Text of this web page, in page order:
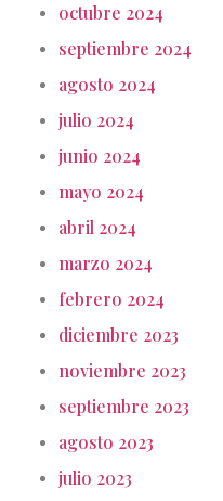
octubre 2024
septiembre 2024
agosto 2024
julio 2024
junio 2024
mayo 2024
abril 2024
marzo 2024
febrero 2024
diciembre 2023
noviembre 2023
septiembre 2023
agosto 2023
julio 2023